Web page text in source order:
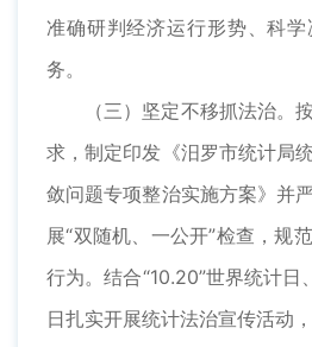
准确研判经济运行形势、科
务。
（三）坚定不移抓法治。
求，制定印发《汨罗市统计局
敛问题专项整治实施方案》并
展“双随机、一公开”检查，规
行为。结合“10.20”世界统计日
日扎实开展统计法治宣传活动